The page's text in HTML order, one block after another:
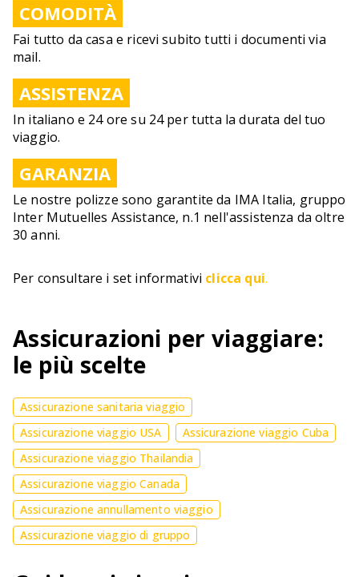
COMODITÀ
Fai tutto da casa e ricevi subito tutti i documenti via
mail.
ASSISTENZA
In italiano e 24 ore su 24 per tutta la durata del tuo
viaggio.
GARANZIA
Le nostre polizze sono garantite da IMA Italia, gruppo
Inter Mutuelles Assistance, n.1 nell'assistenza da oltre
30 anni.
Per consultare i set informativi clicca qui.
Assicurazioni per viaggiare:
le più scelte
Assicurazione sanitaria viaggio
Assicurazione viaggio USA
Assicurazione viaggio Cuba
Assicurazione viaggio Thailandia
Assicurazione viaggio Canada
Assicurazione annullamento viaggio
Assicurazione viaggio di gruppo